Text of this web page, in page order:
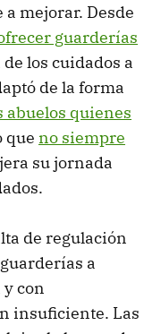
a mejorar. Desde
guarderías
los cuidados a
de la forma
abuelos quienes
que no siempre
su jornada
de regulación
a
y con
insuficiente. Las